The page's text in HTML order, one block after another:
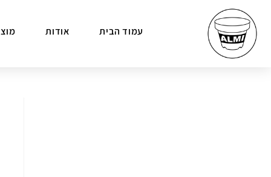
עמוד הבית אודות